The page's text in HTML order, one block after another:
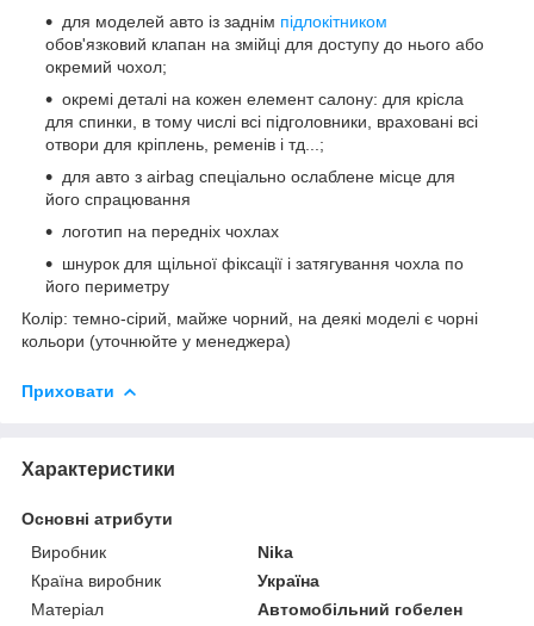
для моделей авто із заднім підлокітником
обов'язковий клапан на змійці для доступу до нього або
окремий чохол;
окремі деталі на кожен елемент салону: для крісла
для спинки, в тому числі всі підголовники, враховані всі
отвори для кріплень, ременів і тд...;
для авто з airbag спеціально ослаблене місце для
його спрацювання
логотип на передніх чохлах
шнурок для щільної фіксації і затягування чохла по
його периметру
Колір: темно-сірий, майже чорний, на деякі моделі є чорні
кольори (уточнюйте у менеджера)
Приховати
Характеристики
Основні атрибути
Виробник
Nika
Країна виробник
Україна
Матеріал
Автомобільний гобелен